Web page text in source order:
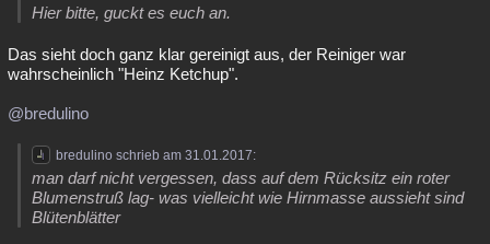
Hier bitte, guckt es euch an.
Das sieht doch ganz klar gereinigt aus, der Reiniger war
wahrscheinlich "Heinz Ketchup".
@bredulino
bredulino schrieb am 31.01.2017:
man darf nicht vergessen, dass auf dem Rücksitz ein roter
Blumenstruß lag- was vielleicht wie Hirnmasse aussieht sind
Blütenblätter